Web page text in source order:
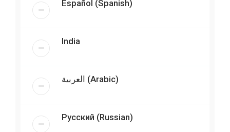
Español (Spanish)
India
العربية (Arabic)
Русский (Russian)